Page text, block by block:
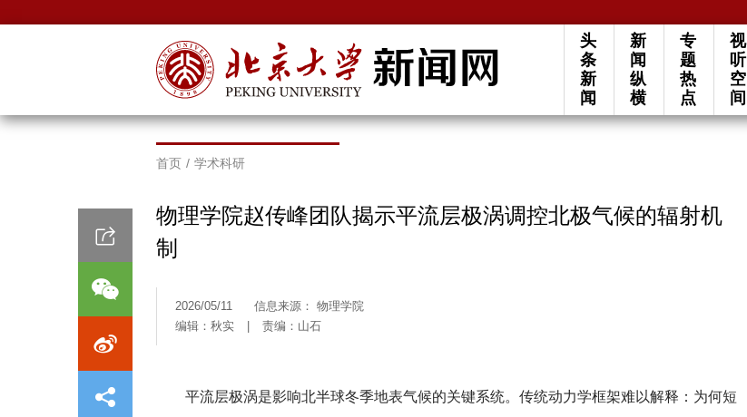
头
条
新
闻
新
闻
纵
横
专
题
热
点
视
听
空
间
首页 / 学术科研
物理学院赵传峰团队揭示平流层极涡调控北极气候的辐射机
制
2026/05/11
信息来源： 物理学院
编辑：秋实
责编：山石
平流层极涡是影响北半球冬季地表气候的关键系统。传统动力学框架难以解释：为何短